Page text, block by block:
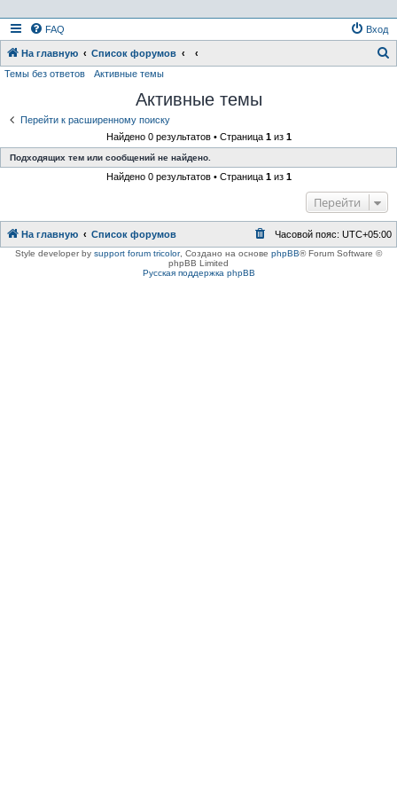
FAQ Вход
На главную Список форумов
Темы без ответов Активные темы
Активные темы
Перейти к расширенному поиску
Найдено 0 результатов • Страница 1из 1
Подходящих тем или сообщений не найдено.
Найдено 0 результатов • Страница 1из 1
Перейти
На главную Список форумов Часовой пояс: UTC+05:00
Style developer by support forum tricolor, Создано на основе phpBB® Forum Software ©
phpBB Limited
Русская поддержка phpBB